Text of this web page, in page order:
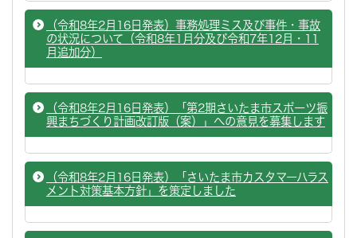
（令和8年2月16日発表）事務処理ミス及び事件・事故
の状況について（令和8年1月分及び令和7年12月・11
月追加分）
（令和8年2月16日発表）「第2期さいたま市スポーツ振
興まちづくり計画改訂版（案）」への意見を募集します
（令和8年2月16日発表）「さいたま市カスタマーハラス
メント対策基本方針」を策定しました